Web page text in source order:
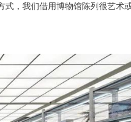
，我们借用博物馆陈列很艺